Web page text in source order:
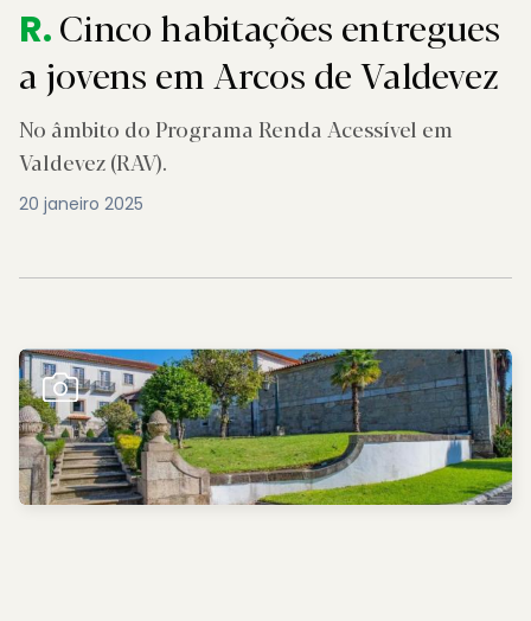
R.Cinco habitações entregues
a jovens em Arcos de Valdevez
No âmbito do Programa Renda Acessível em
Valdevez (RAV).
20 janeiro 2025